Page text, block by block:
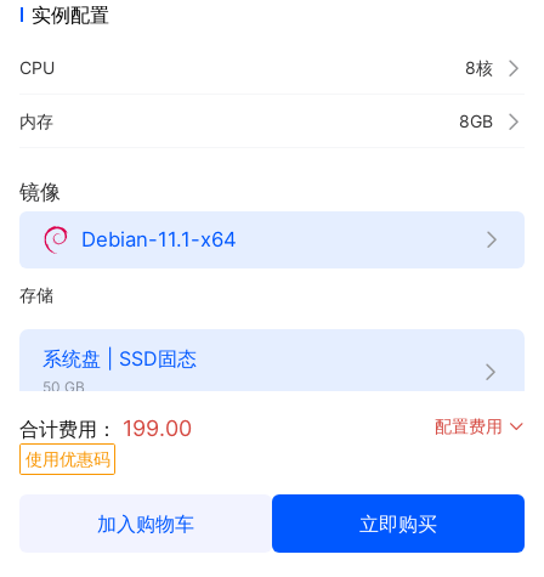
实例配置
CPU
内存
镜像
Debian-11.1-x64
存储
系统盘 | SSD固态
50 GB
合计费用： 199.00
使用优惠码
配置费用
加入购物车 立即购买